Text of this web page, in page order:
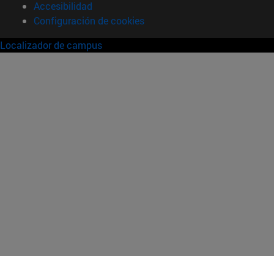
Accesibilidad
Configuración de cookies
Localizador de campus